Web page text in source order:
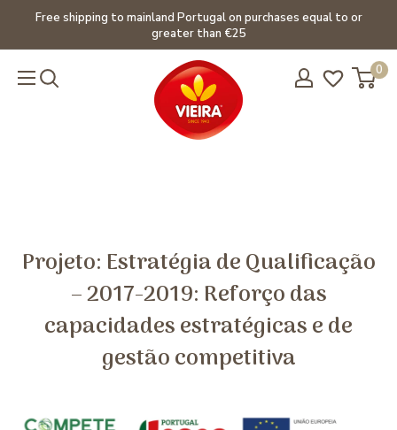
Free shipping to mainland Portugal on purchases equal to or
greater than €25
0
Projeto: Estratégia de Qualificação
– 2017-2019: Reforço das
capacidades estratégicas e de
gestão competitiva